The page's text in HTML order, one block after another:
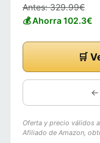
Antes: 329.99€
💰 Ahorra 102.3€
🛒
←
Oferta y precio válidos
Afiliado de Amazon,